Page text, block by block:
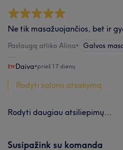
Ne tik masažuojančios, bet ir
Paslaugą atliko Alina• Galvos
Daiva•prieš 17 dienų
Rodyti salono atsakymą...
Rodyti daugiau atsiliepimų...
Susipažink su komanda